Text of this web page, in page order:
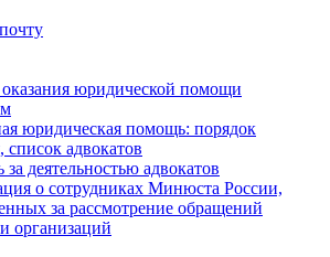
юридической помощи
юридическая помощь: порядок
список адвокатов
за деятельностью адвокатов
о сотрудниках Минюста России,
за рассмотрение обращений
организаций